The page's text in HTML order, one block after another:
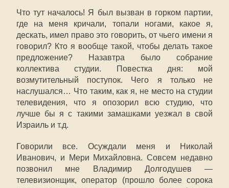
Что тут началось! Я был вызван в горком партии,
где на меня кричали, топали ногами, какое я,
дескать, имел право это говорить, от чьего имени я
говорил? Кто я вообще такой, чтобы делать такое
предложение? Назавтра было собрание
коллектива студии. Повестка дня: мой
возмутительный поступок. Чего я только не
наслушался… Что таким, как я, не место на студии
телевидения, что я опозорил всю студию, что
лучше бы я с такими замашками уезжал в свой
Израиль и т.д.
Говорили все. Осуждали меня и Николай
Иванович, и Мери Михайловна. Совсем недавно
позвонил мне Владимир Долгодушев —
телевизионщик, оператор (прошло более сорока